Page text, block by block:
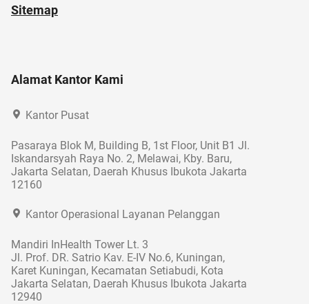
Sitemap
Alamat Kantor Kami
Kantor Pusat
Pasaraya Blok M, Building B, 1st Floor, Unit B1 Jl.
Iskandarsyah Raya No. 2, Melawai, Kby. Baru,
Jakarta Selatan, Daerah Khusus Ibukota Jakarta
12160
Kantor Operasional Layanan Pelanggan
Mandiri InHealth Tower Lt. 3
Jl. Prof. DR. Satrio Kav. E-IV No.6, Kuningan,
Karet Kuningan, Kecamatan Setiabudi, Kota
Jakarta Selatan, Daerah Khusus Ibukota Jakarta
12940